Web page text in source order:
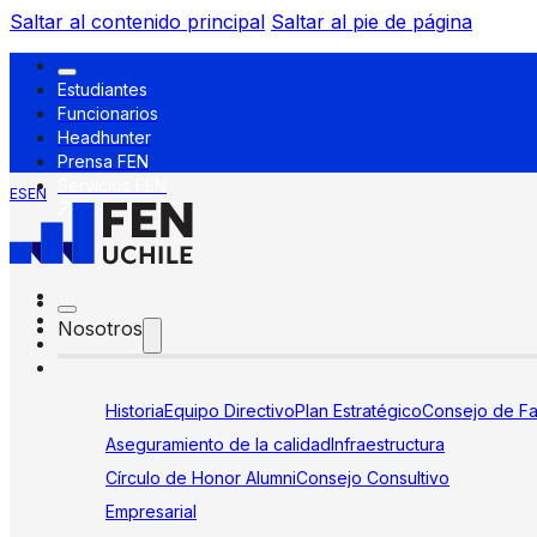
Saltar al contenido principal Saltar al pie de página
Estudiantes
Funcionarios
Headhunter
Prensa FEN
ESEN
Nosotros
HistoriaEquipo DirectivoPlan EstratégicoConsejo de
Aseguramiento de la calidadInfraestructura
Círculo de Honor AlumniConsejo Consultivo
Empresarial